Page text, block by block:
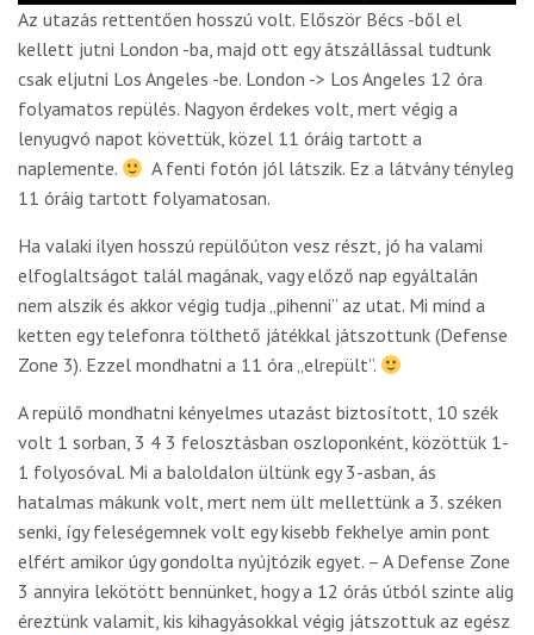
Az utazás rettentően hosszú volt. Először Bécs -ből el
kellett jutni London -ba, majd ott egy átszállással tudtunk
csak eljutni Los Angeles -be. London -> Los Angeles 12 óra
folyamatos repülés. Nagyon érdekes volt, mert végig a
lenyugvó napot követtük, közel 11 óráig tartott a
naplemente.
A fenti fotón jól látszik. Ez a látvány tényleg
11 óráig tartott folyamatosan.
Ha valaki ilyen hosszú repülőúton vesz részt, jó ha valami
elfoglaltságot talál magának, vagy előző nap egyáltalán
nem alszik és akkor végig tudja „pihenni” az utat. Mi mind a
ketten egy telefonra tölthető játékkal játszottunk (Defense
Zone 3). Ezzel mondhatni a 11 óra „elrepült”.
A repülő mondhatni kényelmes utazást biztosított, 10 szék
volt 1 sorban, 3 4 3 felosztásban oszloponként, közöttük 1-
1 folyosóval. Mi a baloldalon ültünk egy 3-asban, ás
hatalmas mákunk volt, mert nem ült mellettünk a 3. széken
senki, így feleségemnek volt egy kisebb fekhelye amin pont
elfért amikor úgy gondolta nyújtózik egyet. – A Defense Zone
3 annyira lekötött bennünket, hogy a 12 órás útból szinte alig
éreztünk valamit, kis kihagyásokkal végig játszottuk az egész